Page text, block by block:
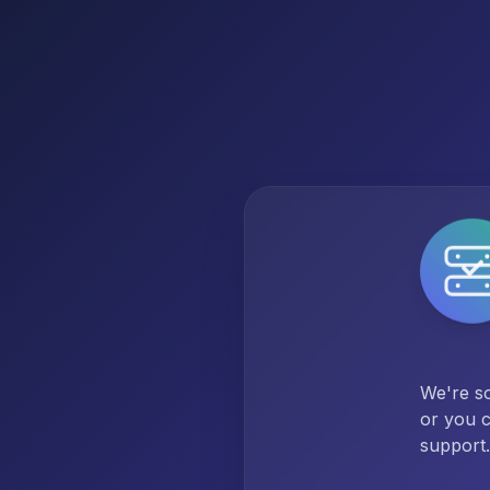
We're
or you
support.